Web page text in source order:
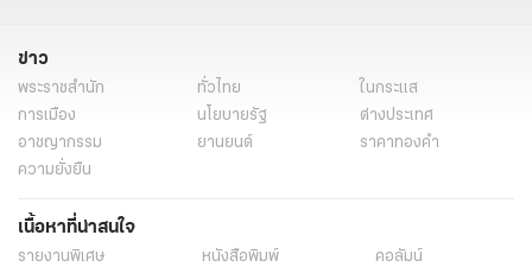
ข่าว
พระราชสำนัก ทั่วไทย
ในกระแส
การเมือง
นโยบายรัฐ
ต่างประเทศ
อาชญากรรม
ยานยนต์
ราคาทองคำ
ความยั่งยืน
เนื้อหาที่น่าสนใจ
รายงานพิเศษ หนังสือพิมพ์
คอลัมน์